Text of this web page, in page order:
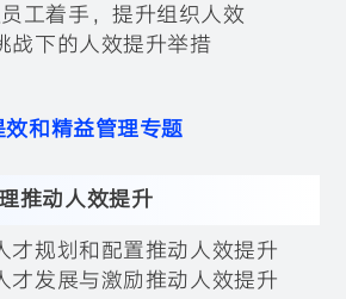
工着手，提升组织人效
战下的人效提升举措
和精益管理专题
推动人效提升
才规划和配置推动人效提升
才发展与激励推动人效提升